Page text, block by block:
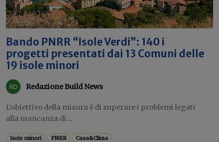
Bando PNRR “Isole Verdi”: 140 i
progetti presentati dai 13 Comuni delle
19 isole minori
Redazione Build News
L’obiettivo della misura è di superare i problemi legati
alla mancanza di...
Isole minori PNRR Casa&Clima